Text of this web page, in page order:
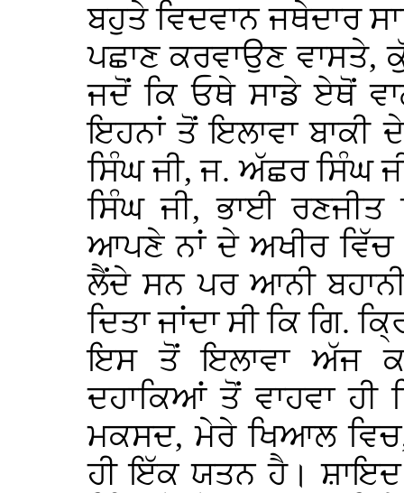
ਬਹੁਤੇ ਵਿਦਵਾਨ ਜਥੇਦਾਰ
ਪਛਾਣ ਕਰਵਾਉਣ ਵਾਸਤੇ,
ਜਦੋਂ ਕਿ ਓਥੇ ਸਾਡੇ ਏਥੋਂ
ਇਹਨਾਂ ਤੋਂ ਇਲਾਵਾ ਬਾਕੀ
ਸਿੰਘ ਜੀ, ਜ. ਅੱਛਰ ਸਿੰਘ
ਸਿੰਘ ਜੀ, ਭਾਈ
ਆਪਣੇ ਨਾਂ ਦੇ ਅਖੀਰ ਵਿੱਚ
ਲੈਂਦੇ ਸਨ ਪਰ ਆਨੀ
ਦਿਤਾ ਜਾਂਦਾ ਸੀ ਕਿ ਗਿ.
ਇਸ ਤੋਂ ਇਲਾਵਾ ਅੱਜ
ਦਹਾਕਿਆਂ ਤੋਂ ਵਾਹਵਾ ਹੀ
ਮਕਸਦ, ਮੇਰੇ ਖਿਆਲ
ਹੀ ਇੱਕ ਯਤਨ ਹੈ।